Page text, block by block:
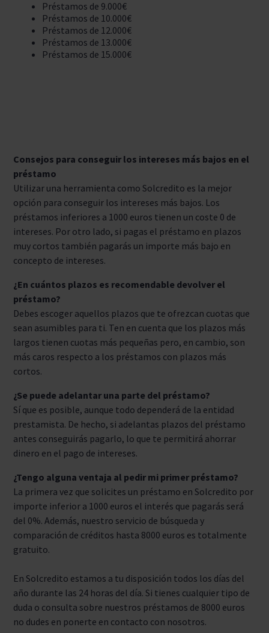
Préstamos de 9.000€
Préstamos de 10.000€
Préstamos de 12.000€
Préstamos de 13.000€
Préstamos de 15.000€
Consejos para conseguir los intereses más bajos en el
préstamo
Utilizar una herramienta como Solcredito es la mejor
opción para conseguir los intereses más bajos. Los
préstamos inferiores a 1000 euros tienen un coste 0 de
intereses. Por otro lado, si pagas el préstamo en plazos
muy cortos también pagarás un importe más bajo en
concepto de intereses.
¿En cuántos plazos es recomendable devolver el
préstamo?
Debes escoger aquellos plazos que te ofrezcan cuotas que
sean asumibles para ti. Ten en cuenta que los plazos más
largos tienen cuotas más pequeñas pero, en cambio, son
más caros respecto a los préstamos con plazos más
cortos.
¿Se puede adelantar una parte del préstamo?
Sí que es posible, aunque todo dependerá de la entidad
prestamista. De hecho, si adelantas plazos del préstamo
antes conseguirás pagarlo, lo que te permitirá ahorrar
dinero en el pago de intereses.
¿Tengo alguna ventaja al pedir mi primer préstamo?
La primera vez que solicites un préstamo en Solcredito por
importe inferior a 1000 euros el interés que pagarás será
del 0%. Además, nuestro servicio de búsqueda y
comparación de créditos hasta 8000 euros es totalmente
gratuito.
En Solcredito estamos a tu disposición todos los días del
año durante las 24 horas del día. Si tienes cualquier tipo de
duda o consulta sobre nuestros préstamos de 8000 euros
no dudes en ponerte en contacto con nosotros.